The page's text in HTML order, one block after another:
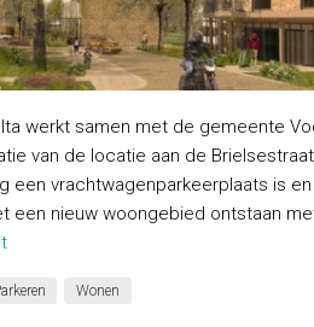
werkt samen met de gemeente
van de locatie aan de
een vrachtwagenparkeerplaats is
een nieuw woongebied ontstaan
Wonen